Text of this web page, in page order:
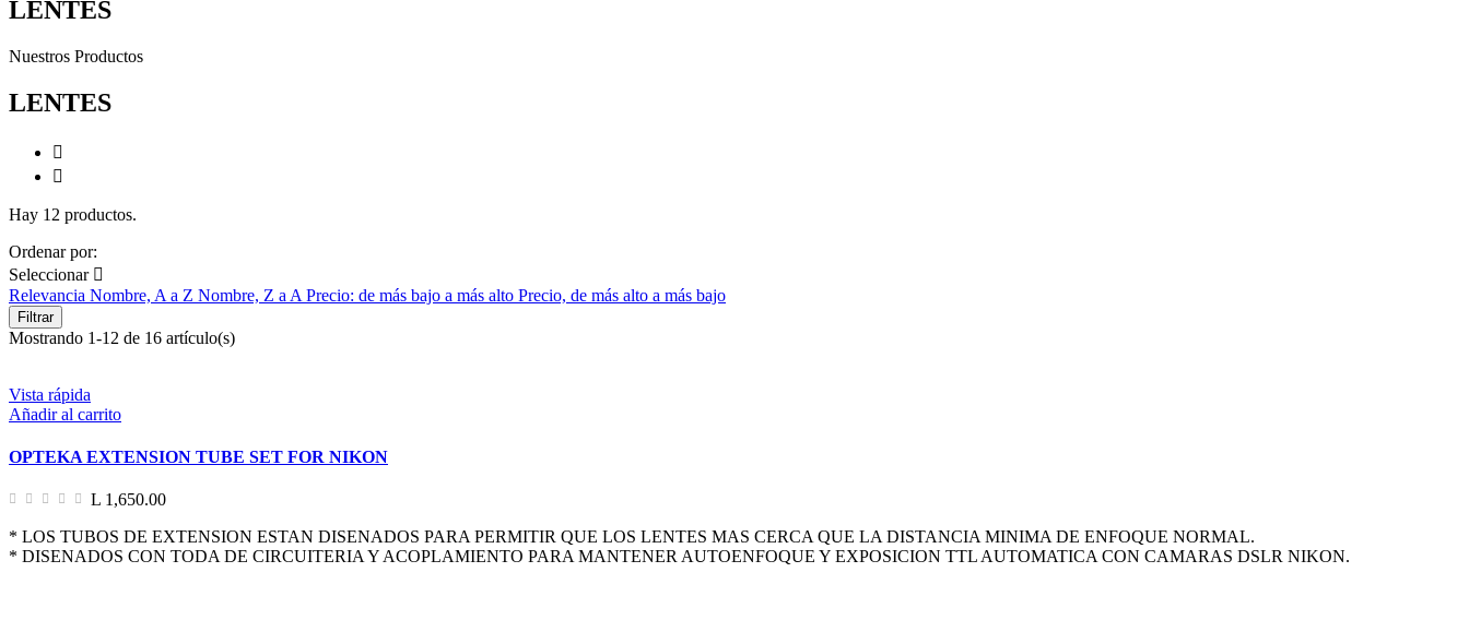
LENTES
Nuestros Productos
LENTES


Hay 12 productos.
Ordenar por:
Seleccionar 
Relevancia Nombre, A a Z Nombre, Z a A Precio: de más bajo a más alto Precio, de más alto a más bajo
Filtrar
Mostrando 1-12 de 16 artículo(s)
Vista rápida
Añadir al carrito
OPTEKA EXTENSION TUBE SET FOR NIKON
L 1,650.00
* LOS TUBOS DE EXTENSION ESTAN DISENADOS PARA PERMITIR QUE LOS LENTES MAS CERCA QUE LA DISTANCIA MINIMA DE ENFOQUE NORMAL.
* DISENADOS CON TODA DE CIRCUITERIA Y ACOPLAMIENTO PARA MANTENER AUTOENFOQUE Y EXPOSICION TTL AUTOMATICA CON CAMARAS DSLR NIKON.